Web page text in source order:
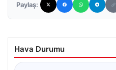
Paylaş:
Hava Durumu